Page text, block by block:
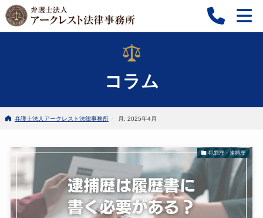
コラム
弁護士法人アークレスト法律事務所 月: 2025年4月
犯罪歴・逮捕歴